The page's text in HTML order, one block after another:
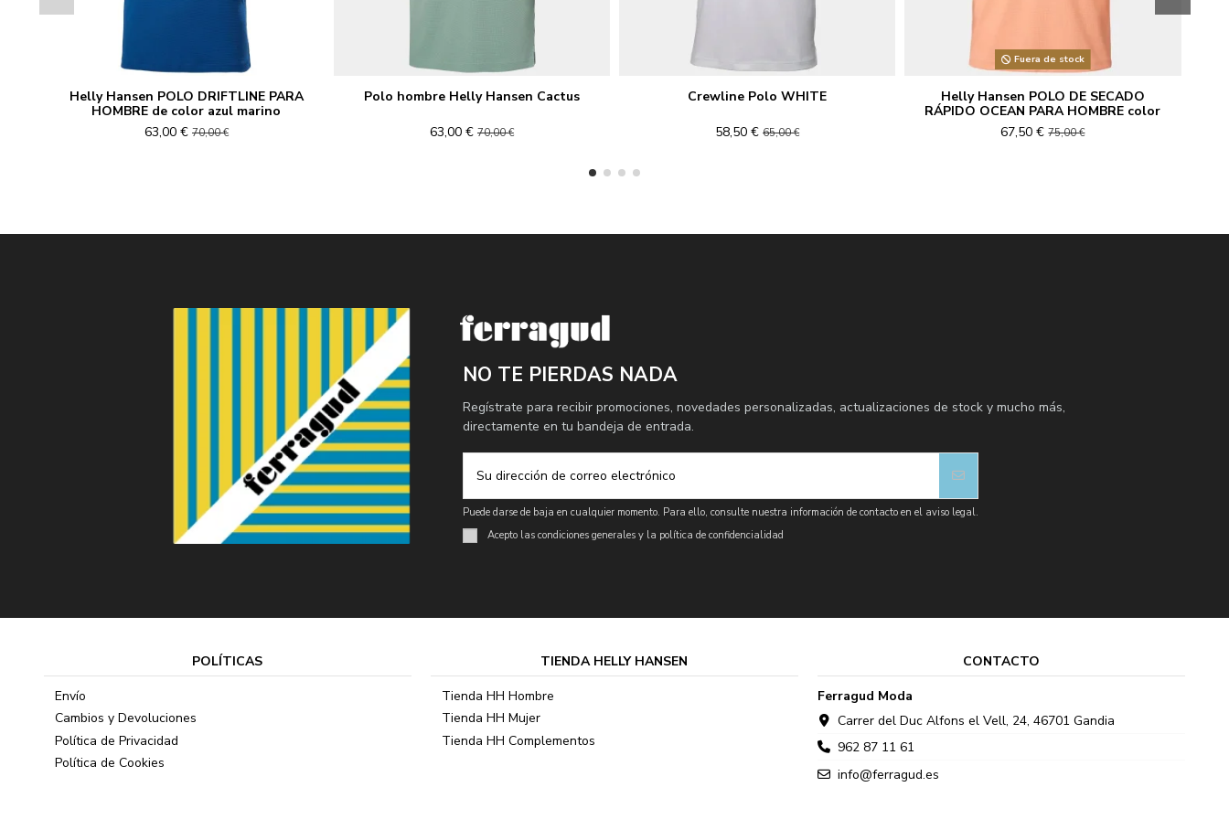
Helly Hansen POLO DRIFTLINE PARA
HOMBRE de color azul marino
63,00 € 70,00 €
Polo hombre Helly Hansen Cactus
63,00 € 70,00 €
Crewline Polo WHITE
58,50 €65,00 €
Fuera de stock
Helly Hansen POLO DE SECADO
RÁPIDO OCEAN PARA HOMBRE color
cuarzo rosa
67,50 €75,00 €
NO TE PIERDAS NADA
Regístrate para recibir promociones, novedades personalizadas, actualizaciones de stock y mucho más,
directamente en tu bandeja de entrada.
Puede darse de baja en cualquier momento. Para ello, consulte nuestra información de contacto en el aviso legal.
Acepto las condiciones generales y la política de confidencialidad
POLÍTICAS
Envío
Cambios y Devoluciones
Política de Privacidad
Política de Cookies
TIENDA HELLY HANSEN
Tienda HH Hombre
Tienda HH Mujer
Tienda HH Complementos
CONTACTO
Ferragud Moda
Carrer del Duc Alfons el Vell, 24, 46701 Gandia
962 87 11 61
info@ferragud.es